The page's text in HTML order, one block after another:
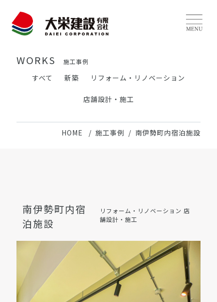
WORKS 施工事例
すべて 新築 リフォーム・リノベーション
店舗設計・施工
HOME 施工事例 南伊勢町内宿泊施設
南伊勢町内宿
泊施設
リフォーム・リノベーション 店
舗設計・施工